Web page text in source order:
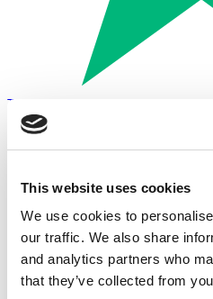
This website uses cookies
We use cookies to
our traffic. We also share
and analytics partners who
that they’ve collected from
Trustpilot
Betalen met: